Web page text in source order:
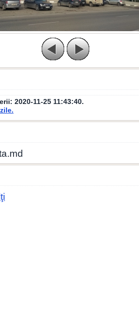
2020-11-25 11:43:40.